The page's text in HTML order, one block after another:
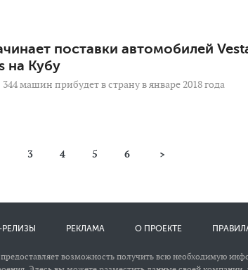
поставки автомобилей
на Кубу
машин прибудет в страну в январе 2018 года
3 4 5 6 >
РЕКЛАМА О ПРОЕКТЕ
возможность получить всю необходимую